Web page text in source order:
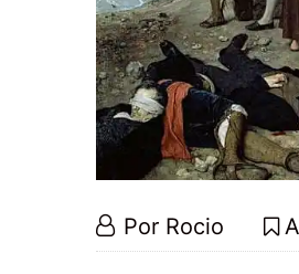
Tour
sobre
25
febrero,
Por Rocio